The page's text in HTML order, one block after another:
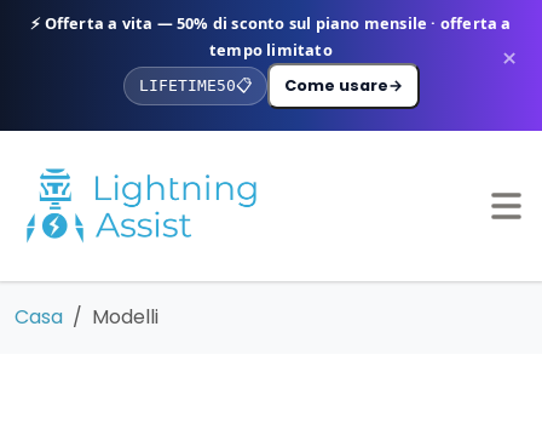
⚡ Offerta a vita — 50% di sconto sul piano mensile · offerta a
tempo limitato
LIFETIME50📋 Come usare→
×
Casa Modelli